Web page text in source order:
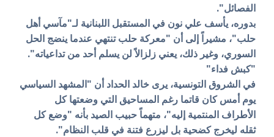
الفصائل".
بدوره، يأسف علي نون في المستقبل اللبنانية لـ"مآسي أهل
حلب"، مشيراً إلى أن "معركة حلب تنتهي عندما ينضج الحل
السوري، وغير ذلك، يعني زلزالاً لن يسلم أحد من تداعياته".
"كبش فداء"
في الشروق التونسية، يرى خالد الحداد أن "المشهد السياسي
يوم أمس كان قاتما رغم المساحيق التي وضعتها كل
الأطراف المنتمية إليه"، متهماً حبيب الصيد بأنه "وضع كل
ثقله ليخرج كضحية بل ليزرع فتنة في قلب النظام".